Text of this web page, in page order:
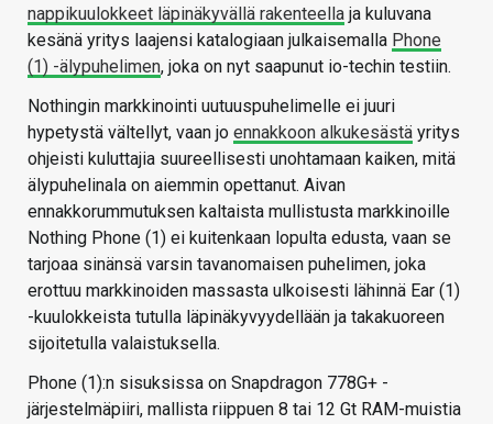
nappikuulokkeet läpinäkyvällä rakenteella ja kuluvana
kesänä yritys laajensi katalogiaan julkaisemalla Phone
(1) -älypuhelimen, joka on nyt saapunut io-techin testiin.
Nothingin markkinointi uutuuspuhelimelle ei juuri
hypetystä vältellyt, vaan jo ennakkoon alkukesästä yritys
ohjeisti kuluttajia suureellisesti unohtamaan kaiken, mitä
älypuhelinala on aiemmin opettanut. Aivan
ennakkorummutuksen kaltaista mullistusta markkinoille
Nothing Phone (1) ei kuitenkaan lopulta edusta, vaan se
tarjoaa sinänsä varsin tavanomaisen puhelimen, joka
erottuu markkinoiden massasta ulkoisesti lähinnä Ear (1)
-kuulokkeista tutulla läpinäkyvyydellään ja takakuoreen
sijoitetulla valaistuksella.
Phone (1):n sisuksissa on Snapdragon 778G+ -
järjestelmäpiiri, mallista riippuen 8 tai 12 Gt RAM-muistia